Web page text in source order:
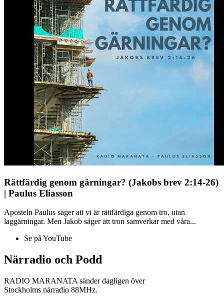
Rättfärdig genom gärningar? (Jakobs brev 2:14-26)
| Paulus Eliasson
Aposteln Paulus säger att vi är rättfärdiga genom tro, utan
laggärningar. Men Jakob säger att tron samverkar med våra...
Se på YouTube
Närradio och Podd
RADIO MARANATA sänder dagligen över
Stockholms närradio 88MHz.